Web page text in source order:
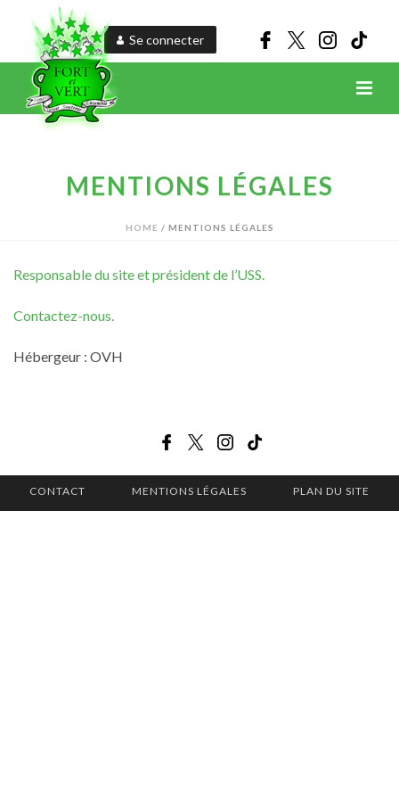
Se connecter
MENTIONS LÉGALES
HOME / MENTIONS LÉGALES
Responsable du site et président de l’USS.
Contactez-nous.
Hébergeur : OVH
CONTACT MENTIONS LÉGALES PLAN DU SITE